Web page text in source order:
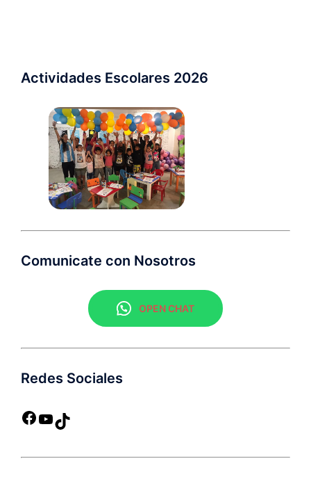
Actividades Escolares 2026 ​
Comunicate con Nosotros
OPEN CHAT
Redes Sociales